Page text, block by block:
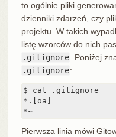
to ogólnie pliki
dzienniki zdarzeń, czy
projektu. W takich
listę wzorców do nich
.gitignore . Poniżej
.gitignore:
$ cat .gitignore
*.[oa]
*~
Pierwsza linia mówi